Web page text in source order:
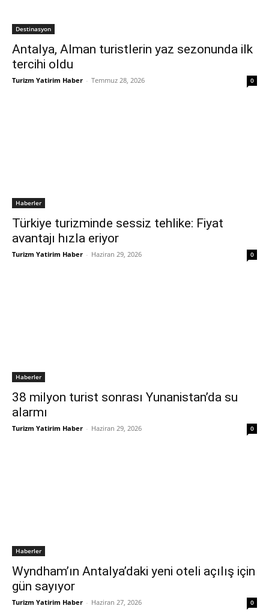
Destinasyon
Antalya, Alman turistlerin yaz sezonunda ilk
tercihi oldu
Turizm Yatirim Haber - Temmuz 28, 2026 0
Haberler
Türkiye turizminde sessiz tehlike: Fiyat
avantajı hızla eriyor
Turizm Yatirim Haber - Haziran 29, 2026 0
Haberler
38 milyon turist sonrası Yunanistan’da su
alarmı
Turizm Yatirim Haber - Haziran 29, 2026 0
Haberler
Wyndham’ın Antalya’daki yeni oteli açılış için
gün sayıyor
Turizm Yatirim Haber - Haziran 27, 2026 0